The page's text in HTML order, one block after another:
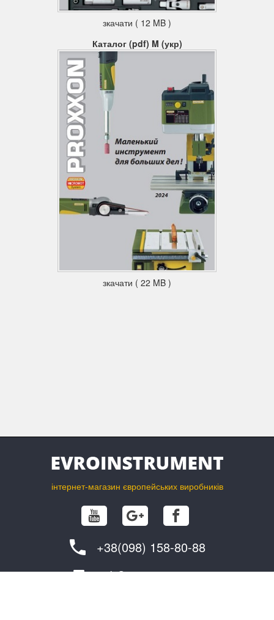
зкачати ( 12 MB )
Каталог (pdf) M (укр)
зкачати ( 22 MB )
інтернет-магазин європейських виробників
+38(098) 158-80-88
info@evroinstrument.com